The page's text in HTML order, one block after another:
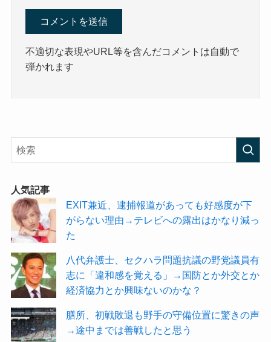
不適切な表現やURL等を含んだコメントは自動で
弾かれます
人気記事
EXIT兼近、逮捕報道があっても好感度が下
がらない理由→テレビへの露出はかなり減っ
た
八代弁護士、セクハラ問題抗議の野党議員有
志に「違和感を覚える」→国防とか外交とか
経済協力とか興味ないのかな？
膳所、初戦敗退も野手の守備位置に驚きの声
→途中までは善戦したと思う